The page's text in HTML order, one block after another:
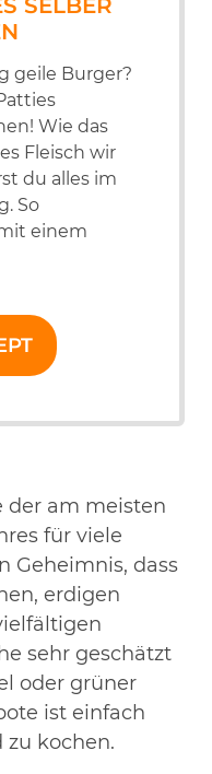
SELBER
geile Burger?
Wie das
Fleisch wir
du alles im
So
einem
der am meisten
für viele
Geheimnis, dass
erdigen
sehr geschätzt
oder grüner
ist einfach
zu kochen.